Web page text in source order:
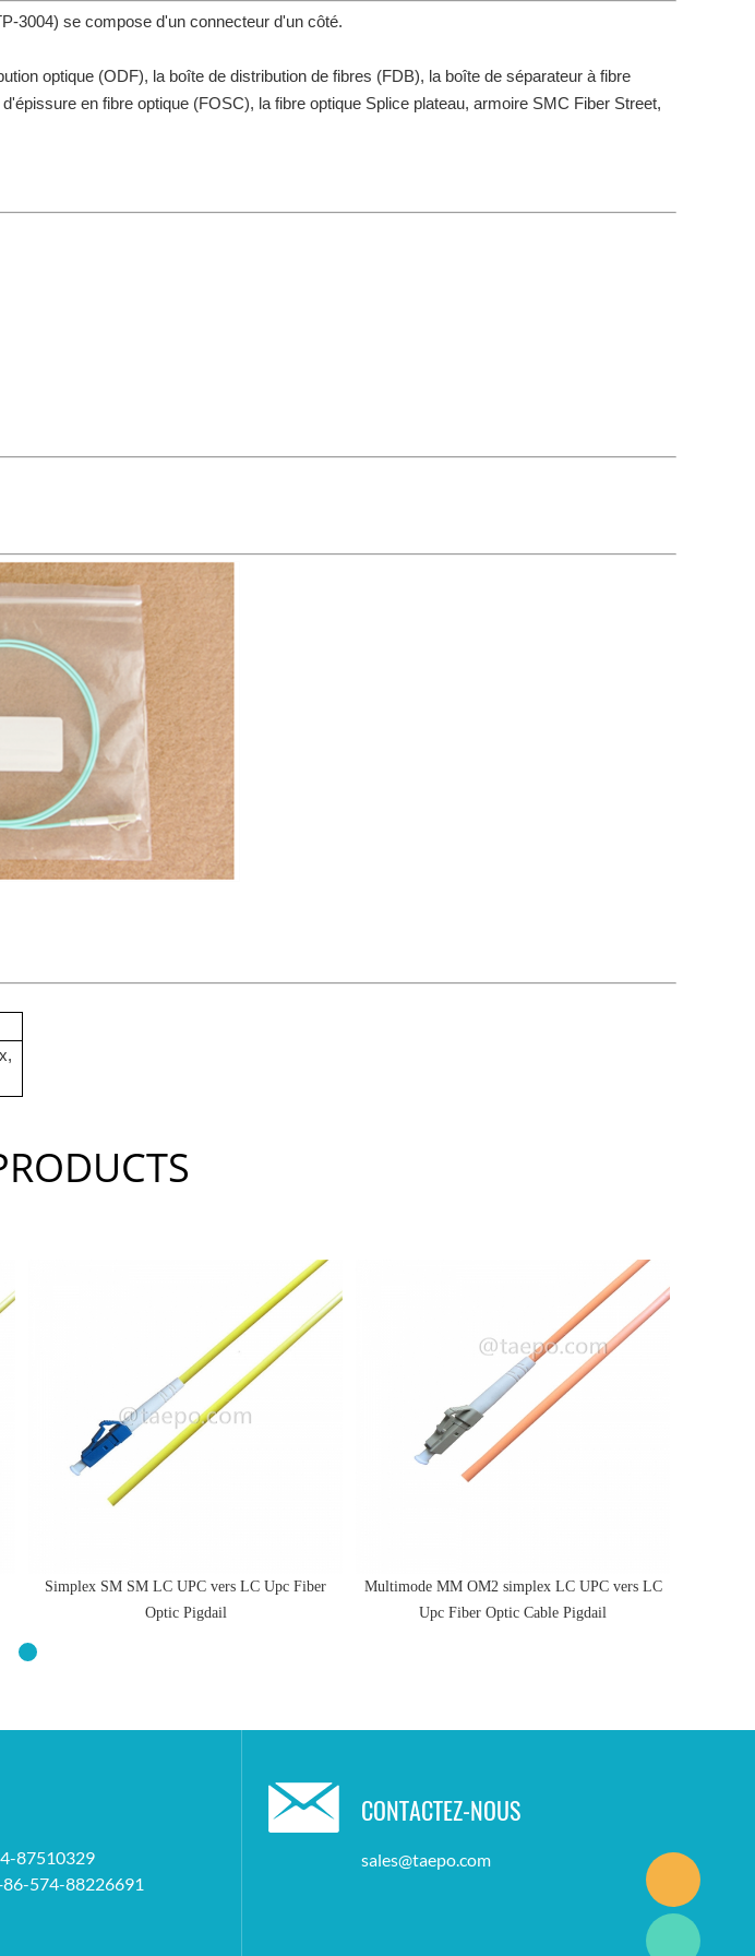
3004) se compose d'un connecteur d'un côté.
optique (ODF), la boîte de distribution de fibres (FDB), la boîte de séparateur à fibre
en fibre optique (FOSC), la fibre optique Splice plateau, armoire SMC Fiber Street,
Simplex SM SM LC UPC vers LC Upc Fiber
Optic Pigdail
Multimode MM OM2 simplex LC UPC vers LC
Upc Fiber Optic Cable Pigdail
87510329
574-88226691
CONTACTEZ-NOUS
sales@taepo.com